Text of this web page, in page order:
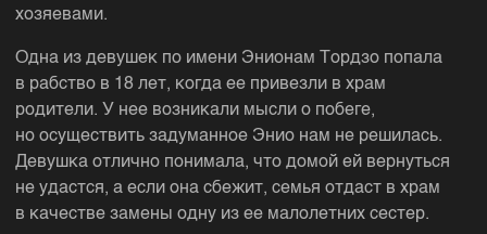
хозяевами.
Одна из девушек по имени Энионам Тордзо попала
в рабство в 18 лет, когда ее привезли в храм
родители. У нее возникали мысли о побеге,
но осуществить задуманное Энио нам не решилась.
Девушка отлично понимала, что домой ей вернуться
не удастся, а если она сбежит, семья отдаст в храм
в качестве замены одну из ее малолетних сестер.